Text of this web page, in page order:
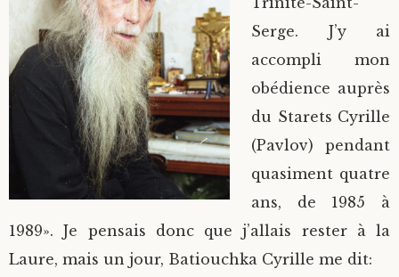
Serge. J’y ai
accompli mon
obédience auprès
du Starets Cyrille
(Pavlov) pendant
quasiment quatre
ans, de 1985 à
1989». Je pensais donc que j’allais rester à la
Laure, mais un jour, Batiouchka Cyrille me dit: